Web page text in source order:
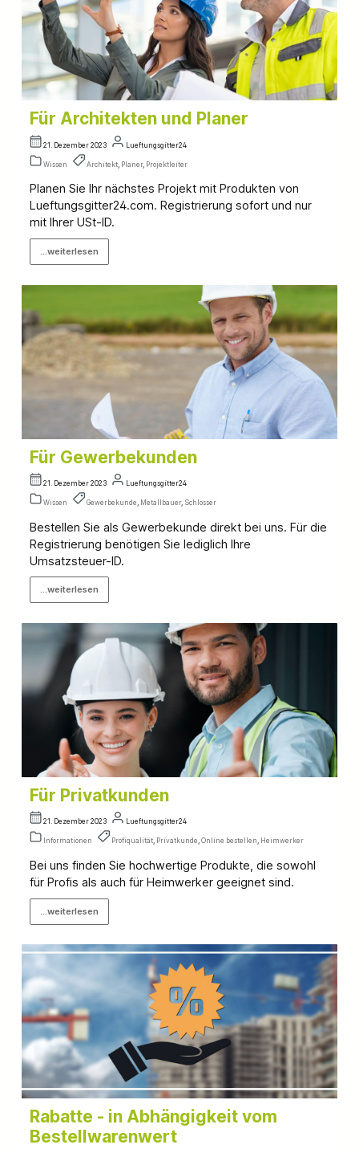
Für Architekten und Planer
21. Dezember 2023 Lueftungsgitter24
Wissen Architekt, Planer, Projektleiter
Planen Sie Ihr nächstes Projekt mit Produkten von
Lueftungsgitter24.com. Registrierung sofort und nur
mit Ihrer USt-ID.
...weiterlesen
Für Gewerbekunden
21. Dezember 2023 Lueftungsgitter24
Wissen Gewerbekunde Metallbauer, Schlosser
Bestellen Sie als Gewerbekunde direkt bei uns. Für die
Registrierung benötigen Sie lediglich Ihre
Umsatzsteuer-ID.
...weiterlesen
Für Privatkunden
21. Dezember 2023 Lueftungsgitter24
Informationen Profiqualität, Privatkunde , Online bestellen , Heimwerker
Bei uns finden Sie hochwertige Produkte, die sowohl
für Profis als auch für Heimwerker geeignet sind.
...weiterlesen
Rabatte - in Abhängigkeit vom
Bestellwarenwert